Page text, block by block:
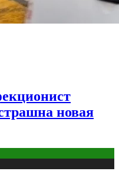
новая